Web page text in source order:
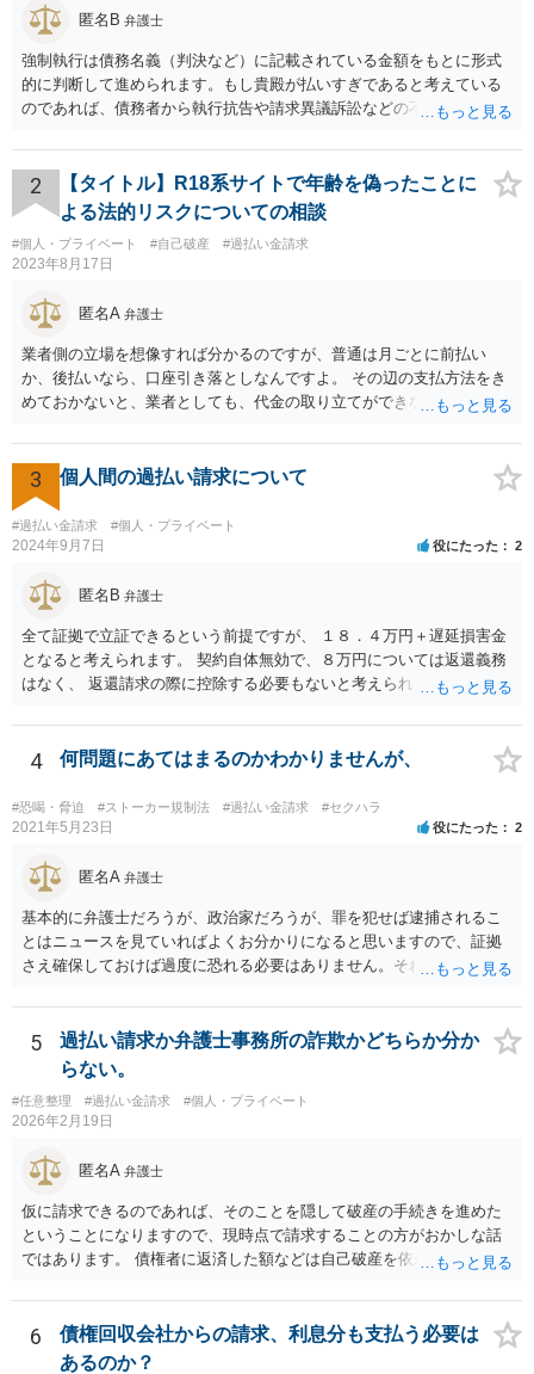
匿名B 弁護士
強制執行は債務名義（判決など）に記載されている金額をもとに形式
的に判断して進められます。もし貴殿が払いすぎであると考えている
のであれば、債務者から執行抗告や請求異議訴訟などの不服申立手段
側が動く必要があります。
2
【タイトル】R18系サイトで年齢を偽ったことに
よる法的リスクについての相談
#個人・プライベート #自己破産 #過払い金請求
2023年8月17日
匿名A 弁護士
業者側の立場を想像すれば分かるのですが、普通は月ごとに前払い
か、後払いなら、口座引き落としなんですよ。 その辺の支払方法をき
めておかないと、業者としても、代金の取り立てができないじゃない
っている時点で、不審なんですよ。 支払い方法として、appleカードな
どを指定されるのは、それだけで不審だとはいえませんが、 総合的に
みると、不審さは残りますね。 業者側に連絡をして、それでリスクが
消えるということもできません。身分証を渡したら、リスク増えます
よ。 無視してしまった方が、かえってリスクを抑えることができると
3 個人間の過払い請求について
#過払い金請求 #個人・プライベート
2024年9月7日 役にたった 2
匿名B 弁護士
全て証拠で立証できるという前提ですが、 １８．４万円＋遅延損害金
となると考えられます。 契約自体無効で、８万円については返還義務
はなく、 返還請求の際に控除する必要もないと考えられます。
4 何問題にあてはまるのかわかりませんが、
#恐喝・脅迫 #ストーカー規制法 #過払い金請求 #セクハラ
2021年5月23日 役にたった 2
匿名A 弁護士
基本的に弁護士だろうが、政治家だろうが、罪を犯せば逮捕されるこ
とはニュースを見ていればよくお分かりになると思いますので、証拠
さえ確保しておけば過度に恐れる必要はありません。それでもなおご
5
過払い請求か弁護士事務所の詐欺かどちらか分か
らない。
#任意整理 #過払い金請求 #個人・プライベート
2026年2月19日
匿名A 弁護士
仮に請求できるのであれば、そのことを隠して破産の手続きを進めた
ということになりますので、現時点で請求することの方がおかしな話
ではあります。 債権者に返済した額などは自己破産を依頼した弁護士
たはずです。
6
債権回収会社からの請求、利息分も支払う必要は
あるのか？